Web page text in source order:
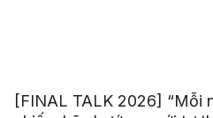
[FINAL TALK 2026] “Mỗi